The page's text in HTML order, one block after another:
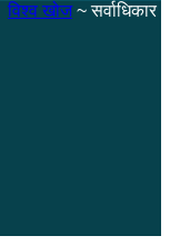
विश्व खोज~ सर्वाधिकार